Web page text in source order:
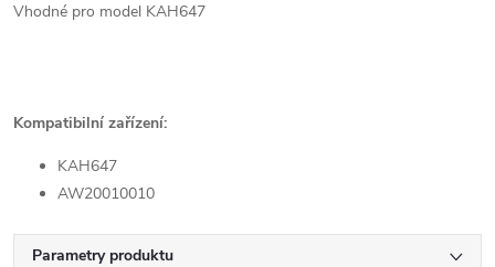
Vhodné pro model KAH647
Kompatibilní zařízení:
KAH647
AW20010010
Parametry produktu